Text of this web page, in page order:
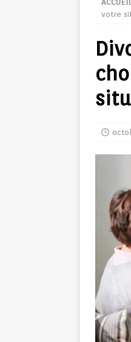
ACCUEIL
votre